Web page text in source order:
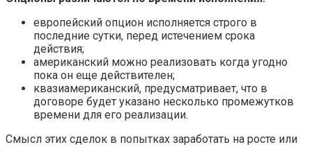
европейский опцион исполняется строго в
последние сутки, перед истечением срока
действия;
американский можно реализовать когда угодно
пока он еще действителен;
квазиамериканский, предусматривает, что в
договоре будет указано несколько промежутков
времени для его реализации.
Смысл этих сделок в попытках заработать на росте или